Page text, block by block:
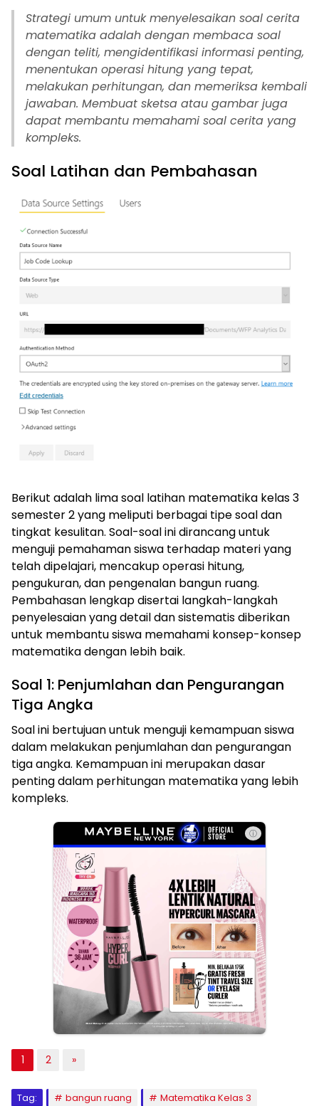
Strategi umum untuk menyelesaikan soal cerita
matematika adalah dengan membaca soal
dengan teliti, mengidentifikasi informasi penting,
menentukan operasi hitung yang tepat,
melakukan perhitungan, dan memeriksa kembali
jawaban. Membuat sketsa atau gambar juga
dapat membantu memahami soal cerita yang
kompleks.
Soal Latihan dan Pembahasan
Berikut adalah lima soal latihan matematika kelas 3
semester 2 yang meliputi berbagai tipe soal dan
tingkat kesulitan. Soal-soal ini dirancang untuk
menguji pemahaman siswa terhadap materi yang
telah dipelajari, mencakup operasi hitung,
pengukuran, dan pengenalan bangun ruang.
Pembahasan lengkap disertai langkah-langkah
penyelesaian yang detail dan sistematis diberikan
untuk membantu siswa memahami konsep-konsep
matematika dengan lebih baik.
Soal 1: Penjumlahan dan Pengurangan
Tiga Angka
Soal ini bertujuan untuk menguji kemampuan siswa
dalam melakukan penjumlahan dan pengurangan
tiga angka. Kemampuan ini merupakan dasar
penting dalam perhitungan matematika yang lebih
kompleks.
ⓘ
1 2 »
Tag: bangun ruang
Matematika Kelas 3